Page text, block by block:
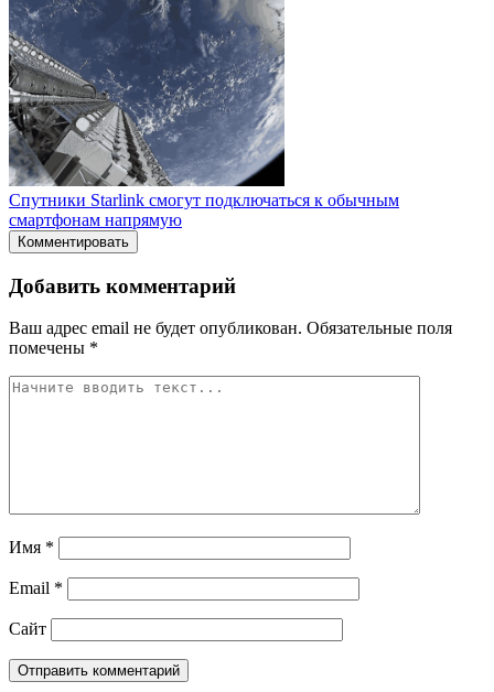
Спутники Starlink смогут подключаться к обычным
смартфонам напрямую
Комментировать
Добавить комментарий
Ваш адрес email не будет опубликован. Обязательные поля
помечены *
Имя *
Email *
Сайт